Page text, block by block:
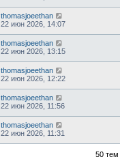
thomasjoeethan
22 июн 2026, 14:07
thomasjoeethan
22 июн 2026, 13:15
thomasjoeethan
22 июн 2026, 12:22
thomasjoeethan
22 июн 2026, 11:56
thomasjoeethan
22 июн 2026, 11:31
50 тем